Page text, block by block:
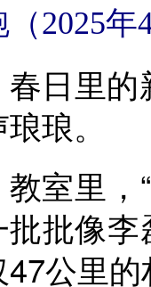
（2025
春日里
琅。
教室里，
批批像
47公里